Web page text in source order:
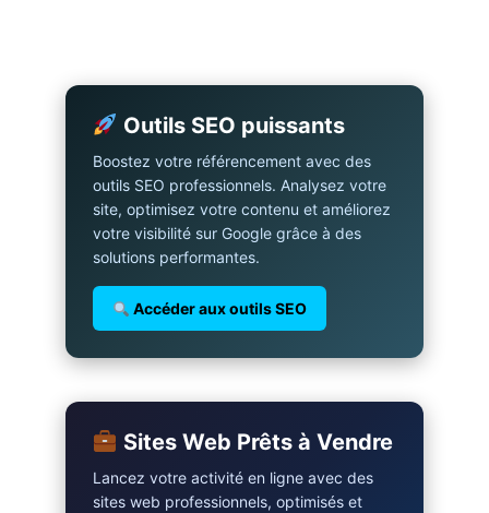
Outils SEO puissants
Boostez votre référencement avec des
outils SEO professionnels. Analysez votre
site, optimisez votre contenu et améliorez
votre visibilité sur Google grâce à des
solutions performantes.
Accéder aux outils SEO
Sites Web Prêts à Vendre
Lancez votre activité en ligne avec des
sites web professionnels, optimisés et